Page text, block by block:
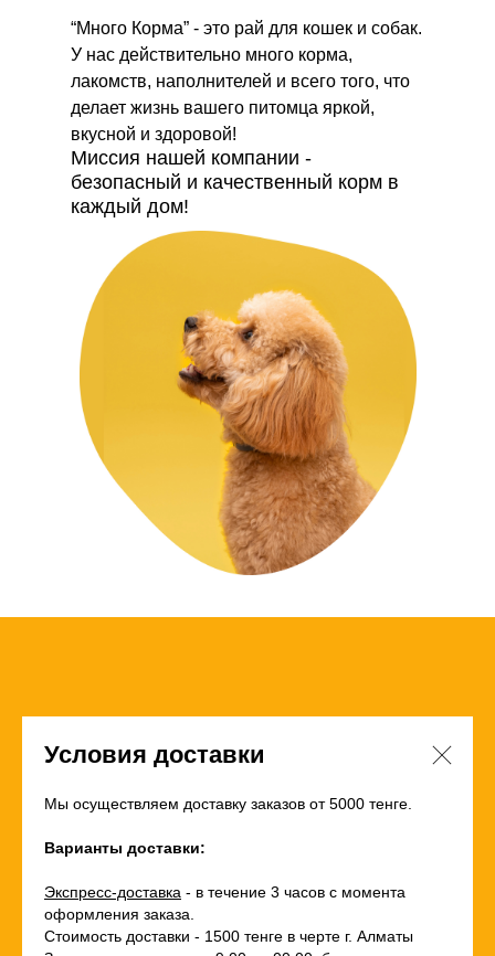
“Много Корма” - это рай для кошек и собак.
У нас действительно много корма,
лакомств, наполнителей и всего того, что
делает жизнь вашего питомца яркой,
вкусной и здоровой!
Миссия нашей компании -
безопасный и качественный корм в
каждый дом!
Условия доставки
Мы осуществляем доставку заказов от 5000 тенге.
Варианты доставки:
Экспресс-доставка - в течение 3 часов с момента
оформления заказа.
Стоимость доставки - 1500 тенге в черте г. Алматы